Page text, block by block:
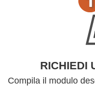
RICHIEDI
Compila il modulo